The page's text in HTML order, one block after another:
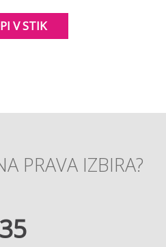
V STIK
PRAVA IZBIRA?
35